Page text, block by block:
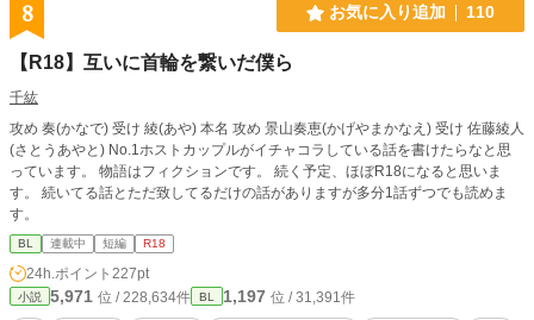
8 お気に入り追加 110
【R18】互いに首輪を繋いだ僕ら
千紘
攻め 奏(かなで) 受け 綾(あや) 本名 攻め 景山奏恵(かげやまかなえ) 受け 佐藤綾人
(さとうあやと) No.1ホストカップルがイチャコラしている話を書けたらなと思
っています。 物語はフィクションです。 続く予定、ほぼR18になると思いま
す。 続いてる話とただ致してるだけの話がありますが多分1話ずつでも読めま
す。
BL 連載中 短編 R18
24h.ポイント 227pt
小説 5,971 位 / 228,634件 BL 1,197 位 / 31,391件